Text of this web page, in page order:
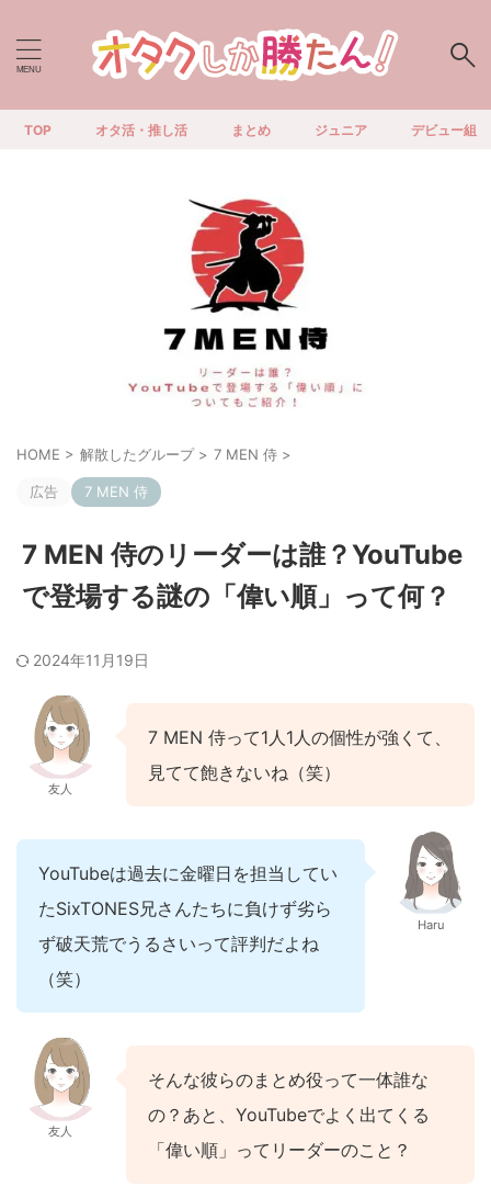
TOP オタ活・推し活 まとめ ジュニア デビュー組
HOME > 解散したグループ > 7 MEN 侍 >
広告 7 MEN 侍
7 MEN 侍のリーダーは誰？YouTube
で登場する謎の「偉い順」って何？
2024年11月19日
友人
7 MEN 侍って1人1人の個性が強くて、
見てて飽きないね（笑）
YouTubeは過去に金曜日を担当してい
たSixTONES兄さんたちに負けず劣ら
ず破天荒でうるさいって評判だよね
（笑）
Haru
友人
そんな彼らのまとめ役って一体誰な
の？あと、YouTubeでよく出てくる
「偉い順」ってリーダーのこと？